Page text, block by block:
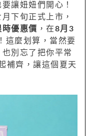
讓妞妞們開心！
下旬正式上市，
時優惠價 ，在8月3
！這麼划算，當然要
別忘了把你平常
補齊，讓這個夏天